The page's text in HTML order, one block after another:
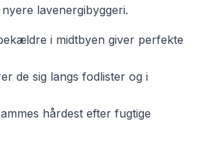
lavenergibyggeri.
i midtbyen giver perfekte
de sig langs fodlister og i
hårdest efter fugtige